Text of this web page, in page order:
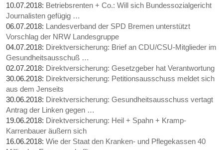
10.07.2018: Betriebsrenten + Co.: Will sich Bundessozialgericht
Journalisten gefügig …
06.07.2018: Landesverband der SPD Bremen unterstützt
Vorschlag der NRW Landesgruppe
04.07.2018: Direktversicherung: Brief an CDU/CSU-Mitglieder im
Gesundheitsausschuß …
02.07.2018: Direktversicherung: Gesetzgeber hat Verantwortung
30.06.2018: Direktversicherung: Petitionsausschuss meldet sich
aus dem Jenseits
30.06.2018: Direktversicherung: Gesundheitsausschuss vertagt
Antrag der Linken gegen …
19.06.2018: Direktversicherung: Heil + Spahn + Kramp-
Karrenbauer äußern sich
16.06.2018:Wie der Staat den Kranken- und Pflegekassen 40